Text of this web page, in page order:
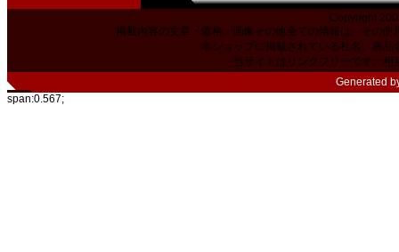
Copyright
掲載内容の文章・価格・画像その他全ての情報は、その
本ショップに掲載されている社名、商
当サイトはリンクフリーです。相
Generated
span:0.567;